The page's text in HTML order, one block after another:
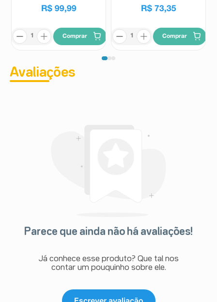
R$ 99,99
Comprar
R$ 73,35
Comprar
Avaliações
Parece que ainda não há avaliações!
Já conhece esse produto? Que tal nos
contar um pouquinho sobre ele.